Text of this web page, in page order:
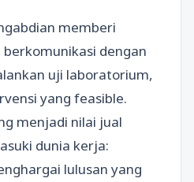
memberi
dengan
uji laboratorium,
yang feasible.
menjadi nilai jual
dunia kerja:
lulusan yang